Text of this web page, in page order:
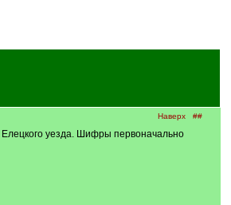
Наверх ##
уезда. Шифры первоначально